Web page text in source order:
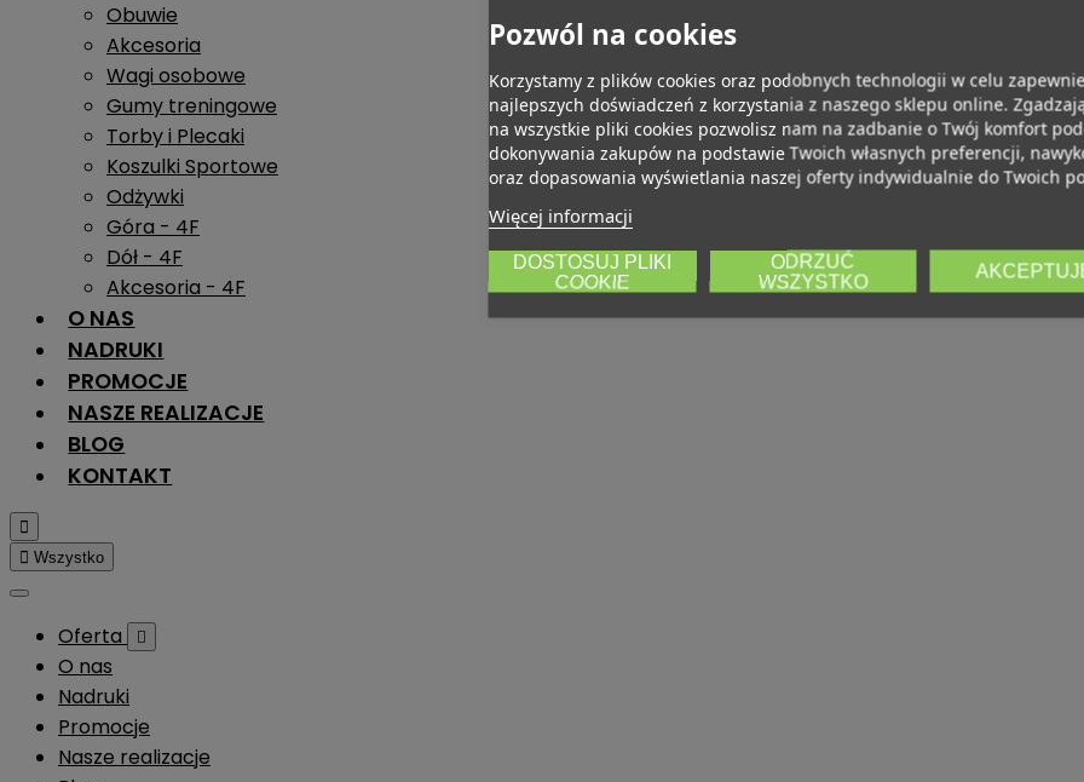
Obuwie
Akcesoria
Wagi osobowe
Gumy treningowe
Torby i Plecaki
Koszulki Sportowe
Odżywki
Góra - 4F
Dół - 4F
Akcesoria - 4F
O NAS
NADRUKI
PROMOCJE
NASZE REALIZACJE
BLOG
KONTAKT

 Wszystko
Oferta 
O nas
Nadruki
Promocje
Nasze realizacje
Pozwól na cookies
Korzystamy z plików cookies oraz podobnych technologii w celu
najlepszych doświadczeń z korzystania z naszego sklepu online.
na wszystkie pliki cookies pozwolisz nam na zadbanie o Twój komfort
dokonywania zakupów na podstawie Twoich własnych preferencji,
oraz dopasowania wyświetlania naszej oferty indywidualnie do Twoich
Więcej informacji
DOSTOSUJ PLIKI
COOKIE
ODRZUĆ
WSZYSTKO